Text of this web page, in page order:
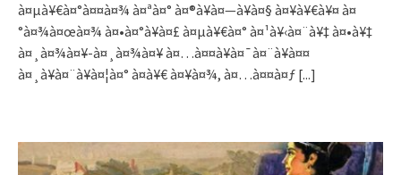
à¤µà¥€à¤°à¤¤à¤¾ à¤ªà¤° à¤®à¥à¤—à¥à¤§ à¤¥à¥€à¥¤ à¤
°à¤¾à¤œà¤¾ à¤•à¤°à¥à¤£ à¤µà¥€à¤° à¤¹à¥‹à¤¨à¥‡ à¤•à¥‡
à¤¸à¤¾à¤¥-à¤¸à¤¾à¤¥ à¤…à¤¤à¥à¤¯à¤¨à¥à¤¤
à¤¸à¥à¤¨à¥à¤¦à¤° à¤­à¥€ à¤¥à¤¾, à¤…à¤¤à¤ƒ [...]